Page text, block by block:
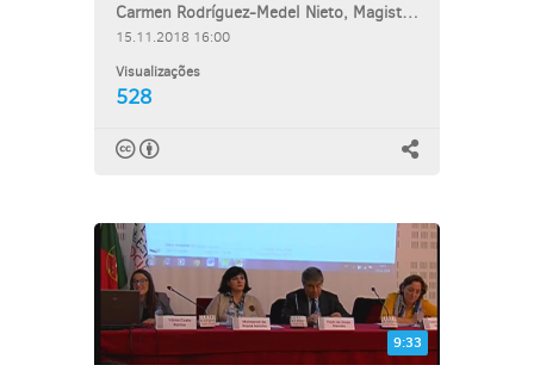
Carmen Rodríguez-Medel Nieto, Magistrada
15.11.2018 16:00
Visualizações
528
9:33